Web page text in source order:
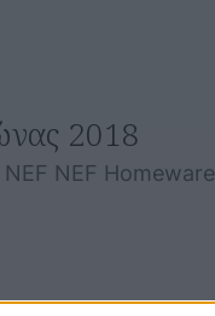
2018
NEF Homeware